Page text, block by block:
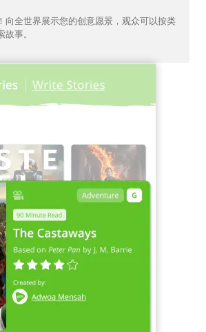
向全世界展示您的创意愿景，观众可以按类
事。